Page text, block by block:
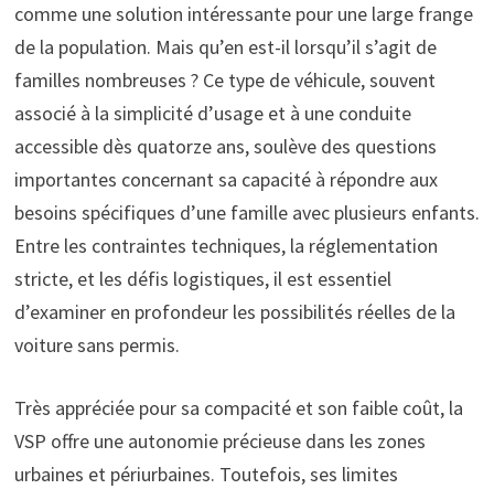
comme une solution intéressante pour une large frange
de la population. Mais qu’en est-il lorsqu’il s’agit de
familles nombreuses ? Ce type de véhicule, souvent
associé à la simplicité d’usage et à une conduite
accessible dès quatorze ans, soulève des questions
importantes concernant sa capacité à répondre aux
besoins spécifiques d’une famille avec plusieurs enfants.
Entre les contraintes techniques, la réglementation
stricte, et les défis logistiques, il est essentiel
d’examiner en profondeur les possibilités réelles de la
voiture sans permis.
Très appréciée pour sa compacité et son faible coût, la
VSP offre une autonomie précieuse dans les zones
urbaines et périurbaines. Toutefois, ses limites